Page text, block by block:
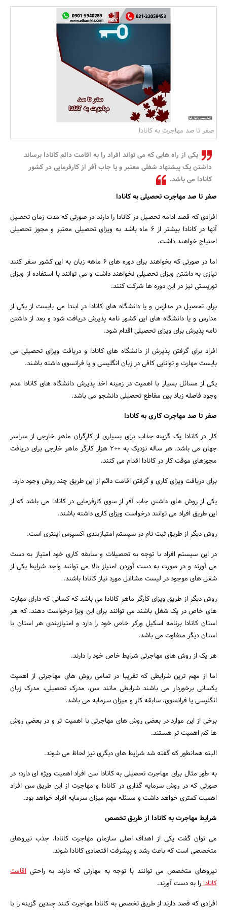
بانک، بیمه و سرمایه
مسکن و ساختمان
صفر تا صد مهاجرت به کانادا
یکی از راه هایی که می تواند افراد را به اقامت دائم کانادا برساند
داشتن یک پیشنهاد شغلی معتبر و یا جاب آفر از کارفرمایی در کشور
کانادا می باشد.
صفر تا صد مهاجرت تحصیلی به کانادا
افرادی که قصد ادامه تحصیل در کانادا را دارند در صورتی که مدت زمان تحصیل
آنها در کانادا بیشتر از ۶ ماه باشد به ویزای تحصیلی معتبر و مجوز تحصیلی
احتیاج خواهند داشت.
اما در صورتی که بخواهند برای دوره های ۶ ماهه زبان به این کشور سفر کنند
نیازی به داشتن ویزای تحصیلی نخواهند داشت و می توانند با استفاده از ویزای
توریستی نیز در این دوره ها شرکت کنند.
برای تحصیل در مدارس و یا دانشگاه های کانادا در ابتدا می بایست از یکی از
مدارس و یا دانشگاه های این کشور نامه پذیرش دریافت شود و بعد از داشتن
نامه پذیرش برای ویزای تحصیلی اقدام شود.
افراد برای گرفتن پذیرش از دانشگاه های کانادا و دریافت ویزای تحصیلی می
بایست مهارت و توانایی کافی در زبان انگلیسی و یا فرانسوی داشته باشند.
یکی از مسائل بسیار با اهمیت در زمینه اخذ پذیرش دانشگاه های کانادا عدم
وجود فاصله زیاد بین مقاطع تحصیلی دانشجو می باشد.
صفر تا صد مهاجرت کاری به کانادا
کار در کانادا یک گزینه جذاب برای بسیاری از کارگران ماهر خارجی از سراسر
جهان می باشد. هر ساله نزدیک به ۲۰۰ هزار کارگر ماهر خارجی برای دریافت
مجوزهای موقت کار در کانادا اقدام می کنند.
برای دریافت ویزای کاری و گرفتن اقامت دائم از این طریق چند روش وجود دارد.
یکی از روش های داشتن جاب آفر از سوی کارفرمایی در کانادا می باشد که از
این طریق افراد می توانند درخواست ویزای کاری داشته باشند.
روش دیگر از طریق ثبت نام در سیستم امتیازبندی اکسپرس اینتری است.
در این سیستم افراد با توجه به تحصیلات و سابقه کاری خود امتیاز به دست
می آورند و در صورت به دست آوردن امتیاز بالا می توانند واجد شرایط یکی از
شغل های موجود در لیست مشاغل مورد نیاز کانادا باشند.
روش دیگر از طریق ویزای کارگر ماهر کانادا می باشد که کسانی که دارای مهارت
های خاص در یک شغل باشند می توانند برای این ویزا درخواست دهند. که هر
استان کانادا برنامه اسکیل ورکر خاص خود را دارد و امتیازبندی هر استان با
استان دیگر متفاوت می باشد.
هر یک از روش های مهاجرتی شرایط خاص خود را دارند.
اما از مهم ترین شرایطی که تقریبا در تمامی روش های مهاجرتی از اهمیت
یکسانی برخوردار می باشند شرایطی مانند سن، مدرک تحصیلی، مدرک زبان
انگلیسی یا فرانسوی، سابقه کار و میزان سرمایه می باشد.
برخی از این موارد در بعضی روش های مهاجرتی با اهمیت تر و در بعضی روش
ها کم اهمیت تر هستند.
البته همانطور که گفته شد شرایط های دیگری نیز لحاظ می شوند.
به طور مثال برای مهاجرت تحصیلی به کانادا سن افراد اهمیت ویژه ای دارد؛ در
صورتی که در روش سرمایه گذاری در کانادا و مهاجرت از این طریق سن افراد
اهمیت کمتری خواهد داشت و مسئله مهم میزان سرمایه افراد خواهد بود.
شرایط مهاجرت به کانادا از طریق تخصص
می توان گفت یکی از اهداف اصلی سازمان مهاجرت کانادا، جذب نیروهای
متخصصی است که باعث رشد و پیشرفت اقتصادی کانادا شوند.
نیروهای متخصص می توانند با توجه به مهارتی که دارند به راحتی اقامت
کانادارا به دست آورند.
افرادی که قصد دارند از طریق تخصص به کانادا مهاجرت کنند چندین گزینه را با